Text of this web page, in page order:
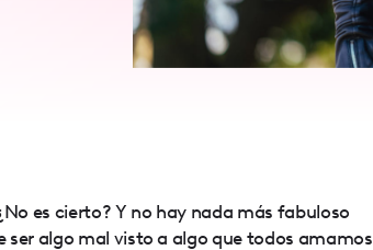
es cierto? Y no hay nada más fabuloso
ser algo mal visto a algo que todos amamos